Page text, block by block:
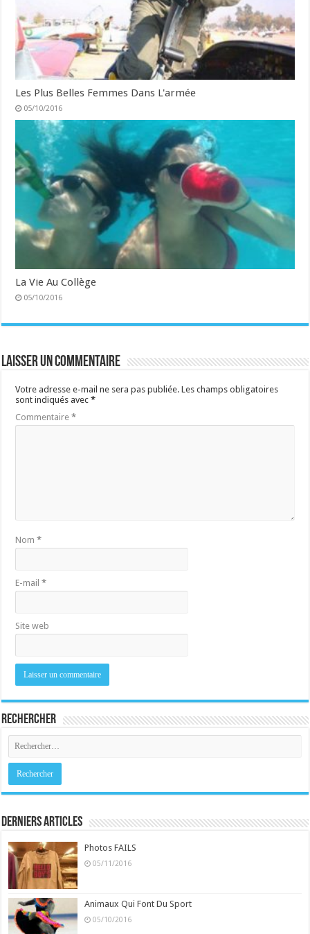
Les Plus Belles Femmes Dans L'armée
05/10/2016
La Vie Au Collège
05/10/2016
Laisser un commentaire
Votre adresse e-mail ne sera pas publiée. Les champs obligatoires
sont indiqués avec*
Commentaire*
Nom*
E-mail*
Site web
Rechercher
Derniers Articles
Photos FAILS
05/11/2016
Animaux Qui Font Du Sport
05/10/2016